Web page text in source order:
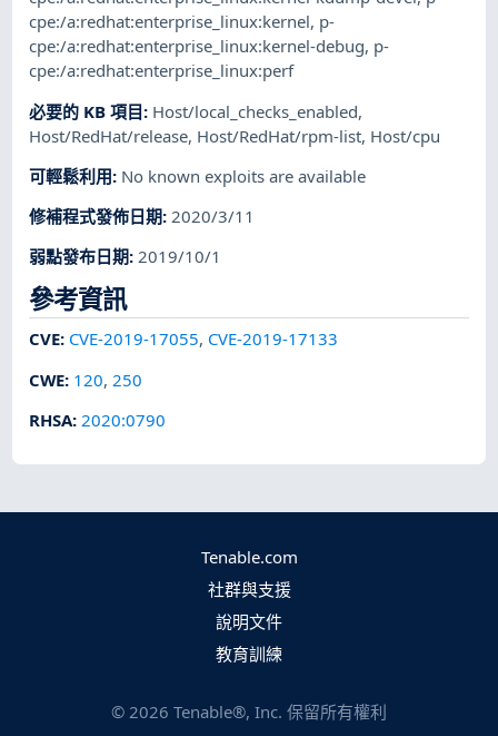
cpe:/a:redhat:enterprise_linux:kernel, p-
cpe:/a:redhat:enterprise_linux:kernel-debug, p-
cpe:/a:redhat:enterprise_linux:perf
必要的 KB 項目: Host/local_checks_enabled,
Host/RedHat/release, Host/RedHat/rpm-list, Host/cpu
可輕鬆利用: No known exploits are available
修補程式發佈日期:2020/3/11
弱點發布日期:2019/10/1
參考資訊
CVE: CVE-2019-17055, CVE-2019-17133
CWE: 120, 250
RHSA: 2020:0790
Tenable.com
社群與支援
說明文件
教育訓練
© 2026 Tenable®, Inc. 保留所有權利